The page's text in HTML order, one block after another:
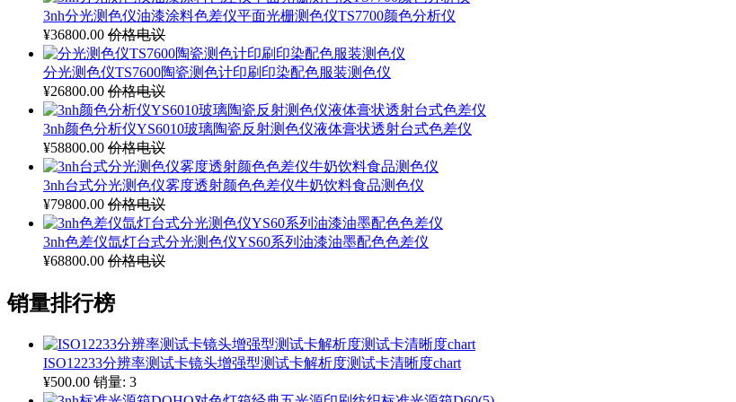
3nh分光测色仪油漆涂料色差仪平面光栅测色仪TS7700颜色分析仪
¥36800.00 价格电议
分光测色仪TS7600陶瓷测色计印刷印染配色服装测色仪
¥26800.00 价格电议
3nh颜色分析仪YS6010玻璃陶瓷反射测色仪液体膏状透射台式色差仪
¥58800.00 价格电议
3nh台式分光测色仪雾度透射颜色色差仪牛奶饮料食品测色仪
¥79800.00 价格电议
3nh色差仪氙灯台式分光测色仪YS60系列油漆油墨配色色差仪
¥68800.00 价格电议
销量排行榜
ISO12233分辨率测试卡镜头增强型测试卡解析度测试卡清晰度chart
¥500.00 销量: 3